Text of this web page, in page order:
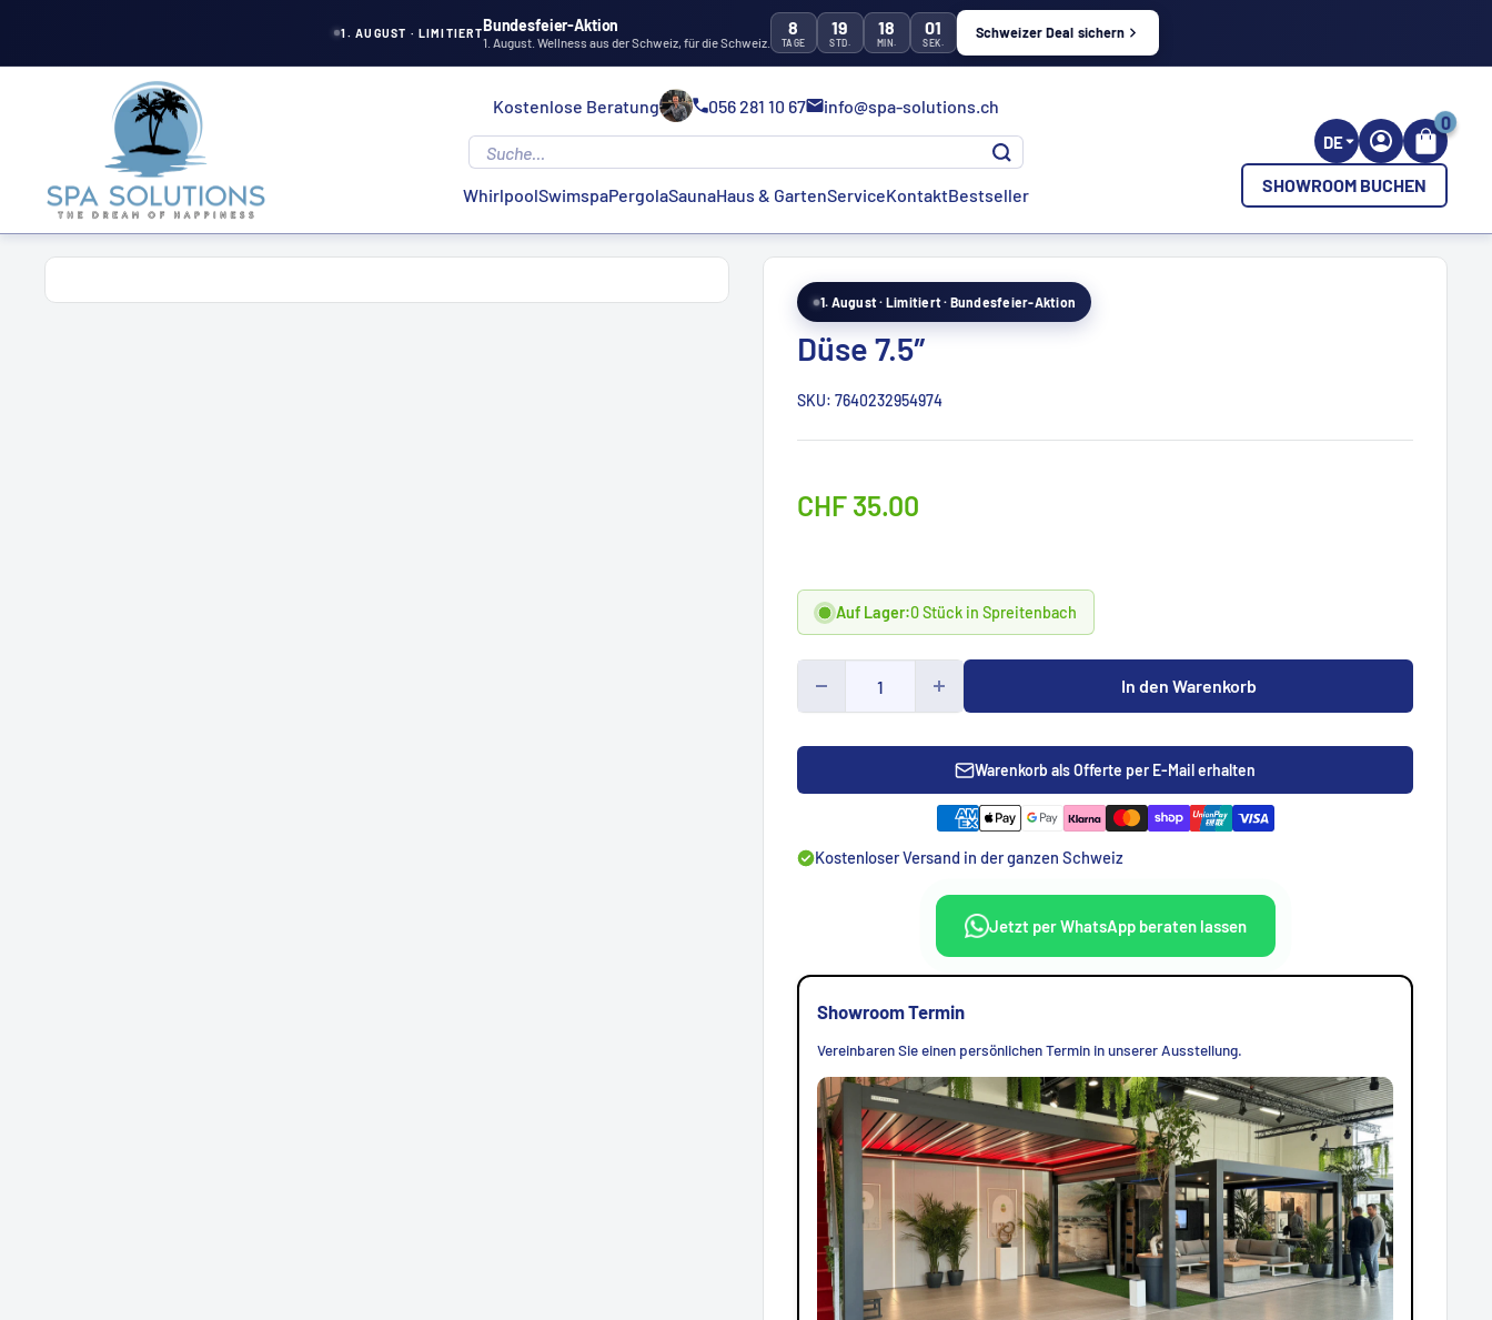
1. AUGUST · LIMITIERTBundesfeier-Aktion
1. August. Wellness aus der Schweiz, für die Schweiz.
8
TAGE
19
STD.
17
MIN.
59
SEK.
Schweizer Deal sichern
Solutions
Kostenlose Beratung 056 281 10 67 info@spa-solutions.ch
WhirlpoolSwimspaPergolaSaunaHaus & GartenServiceKontaktBestseller
DE
0
SHOWROOM BUCHEN
1. August · Limitiert · Bundesfeier-Aktion
Düse 7.5″
SKU: 7640232954974
Sonderpreis
CHF 35.00
Auf Lager:0 Stück in Spreitenbach
In den Warenkorb
Warenkorb als Offerte per E-Mail erhalten
Kostenloser Versand in der ganzen Schweiz
Jetzt per WhatsApp beraten lassen
Showroom Termin
Vereinbaren Sie einen persönlichen Termin in unserer Ausstellung.